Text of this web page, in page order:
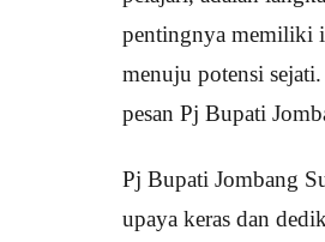
pentingnya memiliki
menuju potensi
pesan Pj Bupati
Pj Bupati Jombang
upaya keras dan